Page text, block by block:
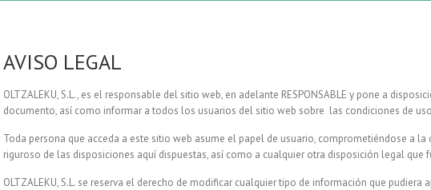
AVISO LEGAL
OLTZALEKU, S.L., es el responsable del sitio web, en adelante RESPONSABLE y pone a
documento, así como informar a todos los usuarios del sitio web sobre las condiciones de
Toda persona que acceda a este sitio web asume el papel de usuario, comprometiéndose a
riguroso de las disposiciones aquí dispuestas, así como a cualquier otra disposición legal que
OLTZALEKU, S.L. se reserva el derecho de modificar cualquier tipo de información que pudiera